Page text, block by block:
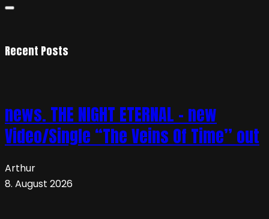
Recent Posts
news. THE NIGHT ETERNAL – new
Video/Single “The Veins Of Time” out
Arthur
8. August 2026